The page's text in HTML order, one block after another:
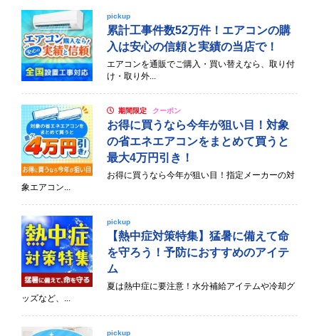
pickup
累計工事件数52万件！エアコンの購
入は安心の信頼と実績の当店で！
エアコンを通販でご購入・買い替えなら、取り付
け・取り外...
期間限定 クーポン
お得に買うなら今年が狙い目！対象
の省エネエアコンをまとめて買うと
最大4万円引き！
お得に買うなら今年が狙い目！指定メーカーの対
象エアコン...
pickup
【熱中症対策特集】猛暑に備えて命
を守ろう！予防におすすめのアイテ
ム
夏は熱中症に要注意！水分補給アイテムや冷却グ
ッズなど、...
pickup